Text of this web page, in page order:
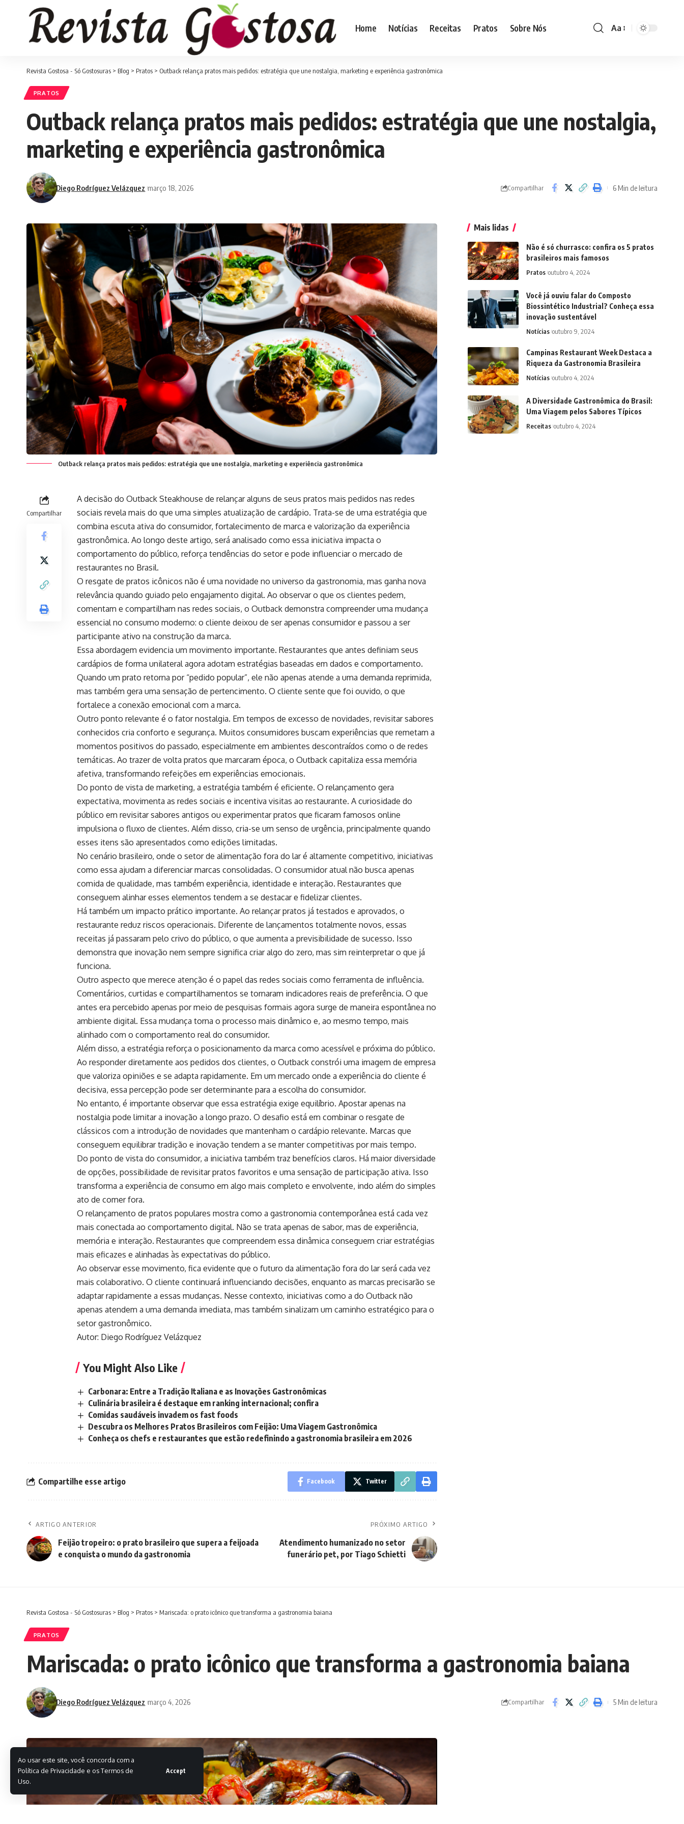
Ao usar este site, você concorda com a
Política de Privacidade e os Termos de
Uso.
Accept
Home Notícias Receitas Pratos Sobre Nós
Font
Aa
Revista Gostosa - Só Gostosuras > Blog > Pratos > Outback relança pratos mais pedidos: estratégia que une nostalgia, marketing e experiência gastronômica
PRATOS
Outback relança pratos mais pedidos: estratégia que une nostalgia,
marketing e experiência gastronômica
Diego Rodríguez Velázquez março 18, 2026 Compartilhar 6 Min de leitura
Outback relança pratos mais pedidos: estratégia que une nostalgia, marketing e experiência gastronômica
Compartilhar
A decisão do Outback Steakhouse de relançar alguns de seus pratos mais pedidos nas redes
sociais revela mais do que uma simples atualização de cardápio. Trata-se de uma estratégia que
combina escuta ativa do consumidor, fortalecimento de marca e valorização da experiência
gastronômica. Ao longo deste artigo, será analisado como essa iniciativa impacta o
comportamento do público, reforça tendências do setor e pode influenciar o mercado de
restaurantes no Brasil.
O resgate de pratos icônicos não é uma novidade no universo da gastronomia, mas ganha nova
relevância quando guiado pelo engajamento digital. Ao observar o que os clientes pedem,
comentam e compartilham nas redes sociais, o Outback demonstra compreender uma mudança
essencial no consumo moderno: o cliente deixou de ser apenas consumidor e passou a ser
participante ativo na construção da marca.
Essa abordagem evidencia um movimento importante. Restaurantes que antes definiam seus
cardápios de forma unilateral agora adotam estratégias baseadas em dados e comportamento.
Quando um prato retorna por “pedido popular”, ele não apenas atende a uma demanda reprimida,
mas também gera uma sensação de pertencimento. O cliente sente que foi ouvido, o que
fortalece a conexão emocional com a marca.
Outro ponto relevante é o fator nostalgia. Em tempos de excesso de novidades, revisitar sabores
conhecidos cria conforto e segurança. Muitos consumidores buscam experiências que remetam a
momentos positivos do passado, especialmente em ambientes descontraídos como o de redes
temáticas. Ao trazer de volta pratos que marcaram época, o Outback capitaliza essa memória
afetiva, transformando refeições em experiências emocionais.
Do ponto de vista de marketing, a estratégia também é eficiente. O relançamento gera
expectativa, movimenta as redes sociais e incentiva visitas ao restaurante. A curiosidade do
público em revisitar sabores antigos ou experimentar pratos que ficaram famosos online
impulsiona o fluxo de clientes. Além disso, cria-se um senso de urgência, principalmente quando
esses itens são apresentados como edições limitadas.
No cenário brasileiro, onde o setor de alimentação fora do lar é altamente competitivo, iniciativas
como essa ajudam a diferenciar marcas consolidadas. O consumidor atual não busca apenas
comida de qualidade, mas também experiência, identidade e interação. Restaurantes que
conseguem alinhar esses elementos tendem a se destacar e fidelizar clientes.
Há também um impacto prático importante. Ao relançar pratos já testados e aprovados, o
restaurante reduz riscos operacionais. Diferente de lançamentos totalmente novos, essas
receitas já passaram pelo crivo do público, o que aumenta a previsibilidade de sucesso. Isso
demonstra que inovação nem sempre significa criar algo do zero, mas sim reinterpretar o que já
funciona.
Outro aspecto que merece atenção é o papel das redes sociais como ferramenta de influência.
Comentários, curtidas e compartilhamentos se tornaram indicadores reais de preferência. O que
antes era percebido apenas por meio de pesquisas formais agora surge de maneira espontânea no
ambiente digital. Essa mudança torna o processo mais dinâmico e, ao mesmo tempo, mais
alinhado com o comportamento real do consumidor.
Além disso, a estratégia reforça o posicionamento da marca como acessível e próxima do público.
Ao responder diretamente aos pedidos dos clientes, o Outback constrói uma imagem de empresa
que valoriza opiniões e se adapta rapidamente. Em um mercado onde a experiência do cliente é
decisiva, essa percepção pode ser determinante para a escolha do consumidor.
No entanto, é importante observar que essa estratégia exige equilíbrio. Apostar apenas na
nostalgia pode limitar a inovação a longo prazo. O desafio está em combinar o resgate de
clássicos com a introdução de novidades que mantenham o cardápio relevante. Marcas que
conseguem equilibrar tradição e inovação tendem a se manter competitivas por mais tempo.
Do ponto de vista do consumidor, a iniciativa também traz benefícios claros. Há maior diversidade
de opções, possibilidade de revisitar pratos favoritos e uma sensação de participação ativa. Isso
transforma a experiência de consumo em algo mais completo e envolvente, indo além do simples
ato de comer fora.
O relançamento de pratos populares mostra como a gastronomia contemporânea está cada vez
mais conectada ao comportamento digital. Não se trata apenas de sabor, mas de experiência,
memória e interação. Restaurantes que compreendem essa dinâmica conseguem criar estratégias
mais eficazes e alinhadas às expectativas do público.
Ao observar esse movimento, fica evidente que o futuro da alimentação fora do lar será cada vez
mais colaborativo. O cliente continuará influenciando decisões, enquanto as marcas precisarão se
adaptar rapidamente a essas mudanças. Nesse contexto, iniciativas como a do Outback não
apenas atendem a uma demanda imediata, mas também sinalizam um caminho estratégico para o
setor gastronômico.
Autor: Diego Rodríguez Velázquez
You Might Also Like
Carbonara: Entre a Tradição Italiana e as Inovações Gastronômicas
Culinária brasileira é destaque em ranking internacional; confira
Comidas saudáveis invadem os fast foods
Descubra os Melhores Pratos Brasileiros com Feijão: Uma Viagem Gastronômica
Conheça os chefs e restaurantes que estão redefinindo a gastronomia brasileira em 2026
Compartilhe esse artigo Facebook Twitter
ARTIGO ANTERIOR
Feijão tropeiro: o prato brasileiro que supera a feijoada
e conquista o mundo da gastronomia
PRÓXIMO ARTIGO
Atendimento humanizado no setor
funerário pet, por Tiago Schietti
Mais lidas
Não é só churrasco: confira os 5 pratos
brasileiros mais famosos
Pratos outubro 4, 2024
Você já ouviu falar do Composto
Biossintético Industrial? Conheça essa
inovação sustentável
Notícias outubro 9, 2024
Campinas Restaurant Week Destaca a
Riqueza da Gastronomia Brasileira
Notícias outubro 4, 2024
A Diversidade Gastronômica do Brasil:
Uma Viagem pelos Sabores Típicos
Receitas outubro 4, 2024
Revista Gostosa - Só Gostosuras > Blog > Pratos > Mariscada: o prato icônico que transforma a gastronomia baiana
PRATOS
Mariscada: o prato icônico que transforma a gastronomia baiana
Diego Rodríguez Velázquez março 4, 2026 Compartilhar 5 Min de leitura